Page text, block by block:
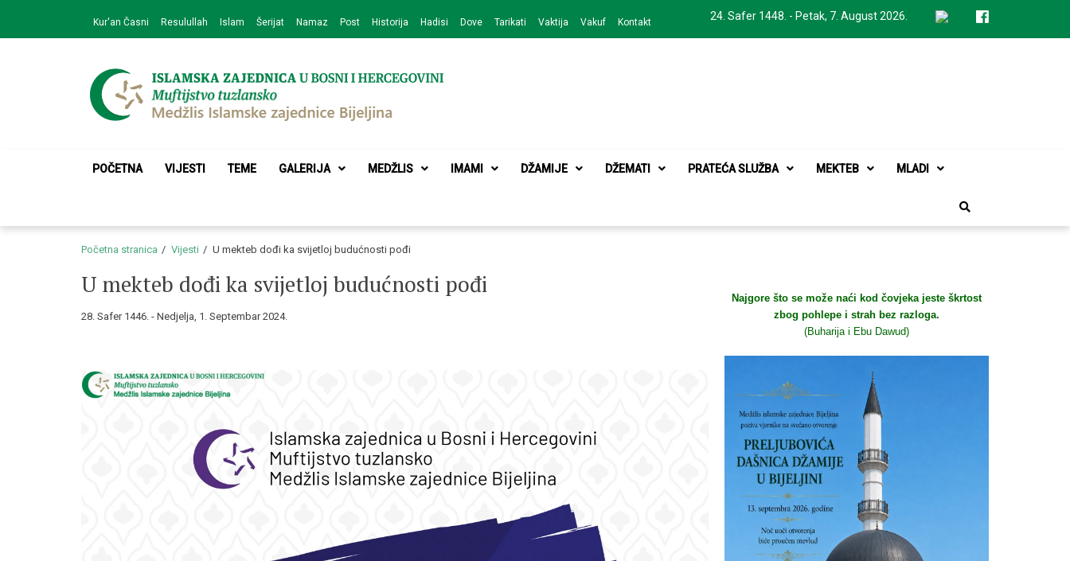
navigation
content
24. Safer 1448. - Petak, 7. August 2026.
Kur'an Časni Resulullah Islam Šerijat Namaz Post Historija Hadisi Dove Tarikati Vaktija Vakuf Kontakt
Medžlis Islamske zajednice Bijeljina
POČETNA VIJESTI TEME GALERIJA MEDŽLIS IMAMI DŽAMIJE DŽEMATI PRATEĆA SLUŽBA MEKTEB MLADI
Početna stranica Vijesti U mekteb dođi ka svijetloj budućnosti pođi
U mekteb dođi ka svijetloj budućnosti pođi
28. Safer 1446. - Nedjelja, 1. Septembar 2024.
Najgore što se može naći kod čovjeka jeste škrtost
zbog pohlepe i strah bez razloga.
(Buharija i Ebu Dawud)